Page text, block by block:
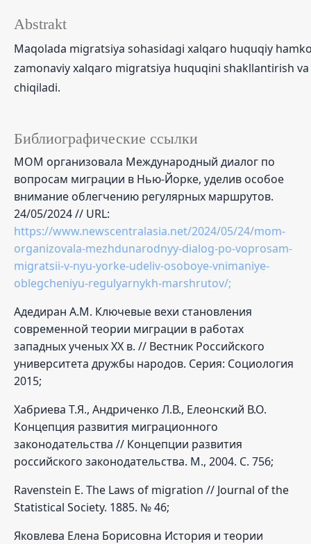
Abstrakt
Maqolada migratsiya sohasidagi xalqaro huquqiy
zamonaviy xalqaro migratsiya huquqini shakllantirish
chiqiladi.
Библиографические ссылки
МОМ организовала Международный диалог по
вопросам миграции в Нью-Йорке, уделив особое
внимание облегчению регулярных маршрутов.
24/05/2024 // URL:
https://www.newscentralasia.net/2024/05/24/mom-
organizovala-mezhdunarodnyy-dialog-po-voprosam-
migratsii-v-nyu-yorke-udeliv-osoboye-vnimaniye-
oblegcheniyu-regulyarnykh-marshrutov/;
Адедиран А.М. Ключевые вехи становления
современной теории миграции в работах
западных ученых ХХ в. // Вестник Российского
университета дружбы народов. Серия: Социология
2015;
Хабриева Т.Я., Андриченко Л.В., Елеонский В.О.
Концепция развития миграционного
законодательства // Концепции развития
российского законодательства. М., 2004. С. 756;
Ravenstein E. The Laws of migration // Journal of the
Statistical Society. 1885. № 46;
Яковлева Елена Борисовна История и теории